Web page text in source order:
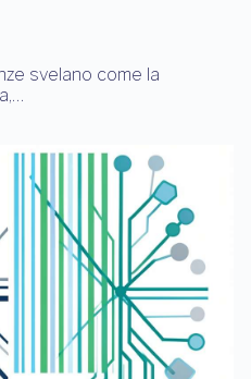
svelano come la